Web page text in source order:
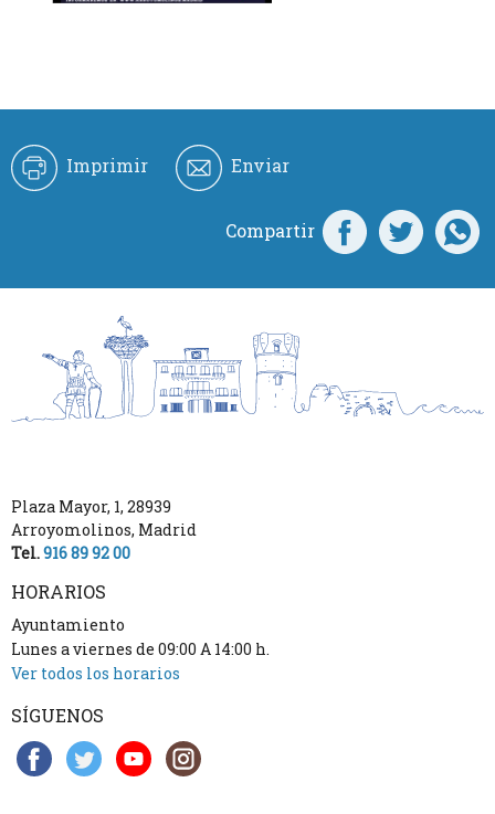
Imprimir Enviar
Compartir
Plaza Mayor, 1, 28939
Arroyomolinos, Madrid
Tel.916 89 92 00
HORARIOS
Ayuntamiento
Lunes a viernes de 09:00 A 14:00 h.
Ver todos los horarios
SÍGUENOS